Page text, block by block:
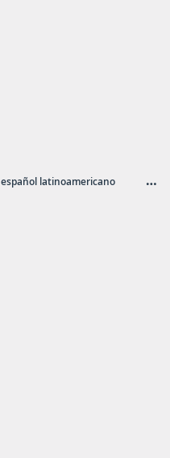
español latinoamericano …